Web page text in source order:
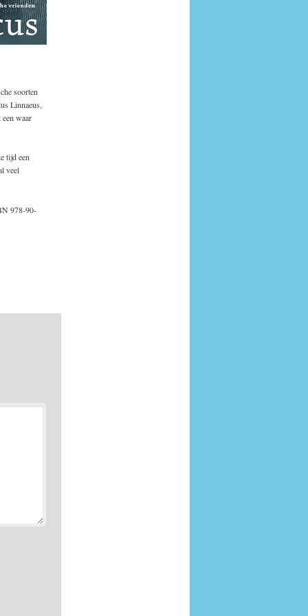
soorten
Linnaeus,
waar
t­ijd een
veel
978-90-